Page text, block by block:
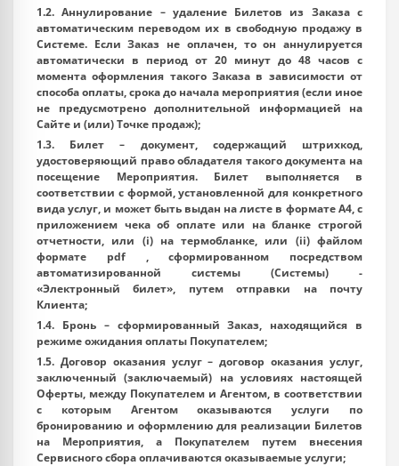
1.2.Аннулирование – удаление Билетов из Заказа с
автоматическим переводом их в свободную продажу в
Системе. Если Заказ не оплачен, то он аннулируется
автоматически в период от 20 минут до 48 часов с
момента оформления такого Заказа в зависимости от
способа оплаты, срока до начала мероприятия (если иное
не предусмотрено дополнительной информацией на
Сайте и (или) Точке продаж);
1.3. Билет – документ, содержащий штрихкод,
удостоверяющий право обладателя такого документа на
посещение Мероприятия. Билет выполняется в
соответствии с формой, установленной для конкретного
вида услуг, и может быть выдан на листе в формате А4, с
приложением чека об оплате или на бланке строгой
отчетности, или (i) на термобланке, или (ii) файлом
формате pdf , сформированном посредством
автоматизированной системы (Системы) -
«Электронный билет», путем отправки на почту
Клиента;
1.4. Бронь– сформированный Заказ, находящийся в
режиме ожидания оплаты Покупателем;
1.5. Договор оказания услуг– договор оказания услуг,
заключенный (заключаемый) на условиях настоящей
Оферты, между Покупателем и Агентом, в соответствии
с которым Агентом оказываются услуги по
бронированию и оформлению для реализации Билетов
на Мероприятия, а Покупателем путем внесения
Сервисного сбора оплачиваются оказываемые услуги;